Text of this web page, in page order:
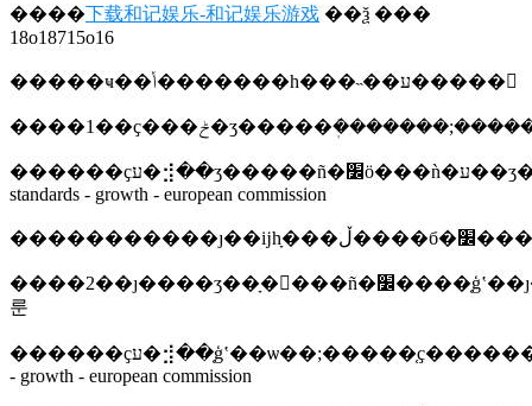
����下载和记娱乐-和记娱乐游戏 ��ѯ ���
18o18715o16
�����ҹ��ݳ�������һ���˵��ע�����
������ҫע�⣺��ʒ�����ñ�׼ӧ���ǹ�ע��ʒ��ȫ����ı�׼����������������ı�׼�����������׼������ĳ��ָ���£������ڣ�harmonised
standards - growth - european commission
����2��ȷ����ʒ��ָ����ñ�׼����֤ģʽ��ȷ���լ�ӧ��ҫ��ʲô���ƿ���ҫ�������������
룬
������ҫע�⣺��֤ģʽ��ѡ��;�����֤ҫ���������������ȷ�ϣ�manufacturers
- growth - european commission